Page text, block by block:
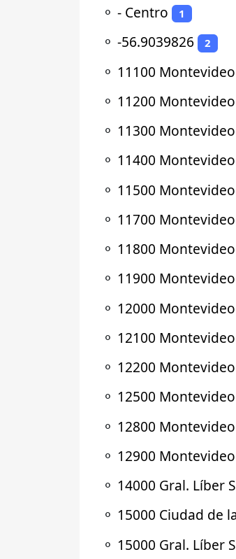
⚬ - Centro 1
⚬ -56.9039826 2
⚬ 11100 Montevideo
⚬ 11200 Montevideo
⚬ 11300 Montevideo
⚬ 11400 Montevideo
⚬ 11500 Montevideo
⚬ 11700 Montevideo
⚬ 11800 Montevideo
⚬ 11900 Montevideo
⚬ 12000 Montevideo
⚬ 12100 Montevideo
⚬ 12200 Montevideo
⚬ 12500 Montevideo
⚬ 12800 Montevideo
⚬ 12900 Montevideo
⚬ 14000 Gral. Líber
⚬ 15000 Ciudad de
⚬ 15000 Gral. Líber